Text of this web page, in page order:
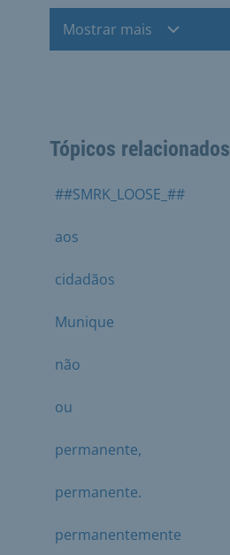
Mostrar mais
Tópicos relacionados
##SMRK_LOOSE_##
aos
cidadãos
Munique
não
ou
permanente,
permanente.
permanentemente